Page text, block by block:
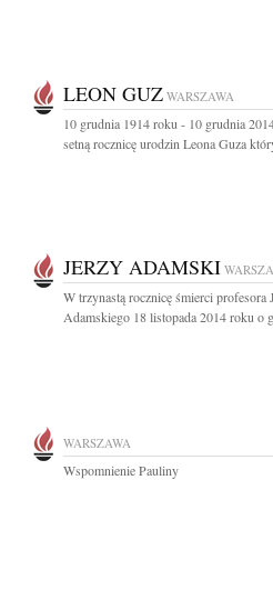
LEON GUZ WARSZAWA
10 grudnia 1914 roku - 10 grudnia
setną rocznicę urodzin Leona Guza
JERZY ADAMSKI
W trzynastą rocznicę śmierci profesora
Adamskiego 18 listopada 2014 roku o
WARSZAWA
Wspomnienie Pauliny